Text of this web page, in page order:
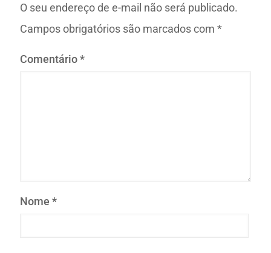
O seu endereço de e-mail não será publicado.
Campos obrigatórios são marcados com *
Comentário*
Nome *